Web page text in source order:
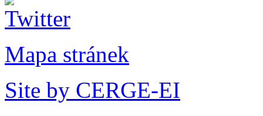
Mapa stránek
Site by CERGE-EI